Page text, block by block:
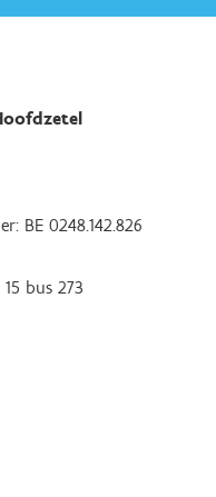
BE 0248.142.826
bus 273